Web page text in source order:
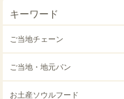
キーワード
ご当地チェーン
ご当地・地元パン
お土産ソウルフード